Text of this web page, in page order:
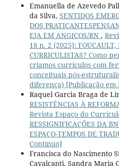
Emanuella de Azevedo
da Silva, SENTIDOS
DOS
EJA EM ANGICOS/RN ,
18 n. 2 (2025): FOUCAULT,
CURRICULISTAS? Como
criamos currículos com
conceituais pós-
diferença) [Publicação em
Raquel Garcia Braga de
RESISTÊNCIAS À
Revista Espaço do
RESSIGNIFICAÇÕES DA
ESPAÇO-TEMPOS DE
Contínuo]
Francisca do Nascimento
Cavalcanti, Sandra Maria